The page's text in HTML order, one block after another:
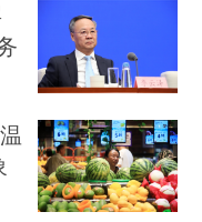
的可行解释已不
单独成立，而必须
济学与社会心理学
为理性行为的范